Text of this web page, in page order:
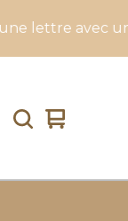
un print A5 &
View
0